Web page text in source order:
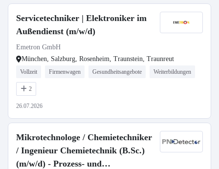
Servicetechniker | Elektroniker im
Außendienst (m/w/d)
Emetron GmbH
München, Salzburg, Rosenheim, Traunstein, Traunreut
Vollzeit Firmenwagen Gesundheitsangebote Weiterbildungen
2
26.07.2026
Mikrotechnologe / Chemietechniker
/ Ingenieur Chemietechnik (B.Sc.)
(m/w/d) - Prozess- und